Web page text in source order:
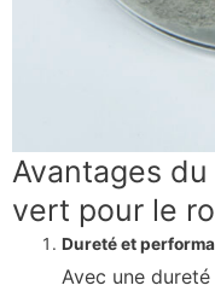
Avantages
vert pour le
Dureté et
Avec une